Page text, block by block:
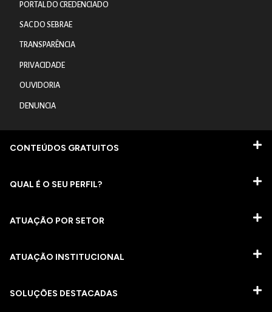
PORTAL DO CREDENCIADO
SAC DO SEBRAE
TRANSPARÊNCIA
PRIVACIDADE
OUVIDORIA
DENUNCIA
CONTEÚDOS GRATUITOS
QUAL É O SEU PERFIL?
ATUAÇÃO POR SETOR
ATUAÇÃO INSTITUCIONAL
SOLUÇÕES DESTACADAS